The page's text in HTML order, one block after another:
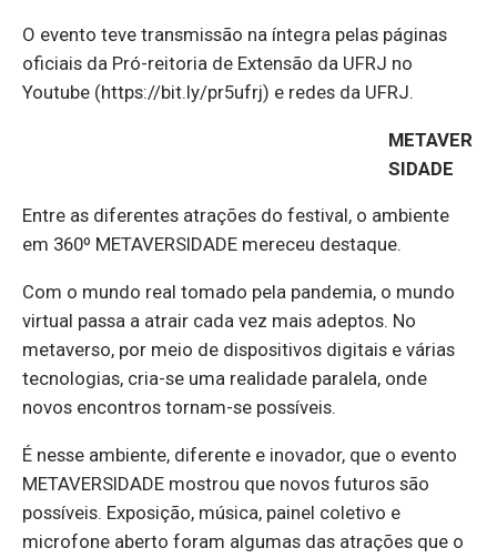
O evento teve transmissão na íntegra pelas páginas
oficiais da Pró-reitoria de Extensão da UFRJ no
Youtube (https://bit.ly/pr5ufrj) e redes da UFRJ.
METAVER
SIDADE
Entre as diferentes atrações do festival, o ambiente
em 360º METAVERSIDADE mereceu destaque.
Com o mundo real tomado pela pandemia, o mundo
virtual passa a atrair cada vez mais adeptos. No
metaverso, por meio de dispositivos digitais e várias
tecnologias, cria-se uma realidade paralela, onde
novos encontros tornam-se possíveis.
É nesse ambiente, diferente e inovador, que o evento
METAVERSIDADE mostrou que novos futuros são
possíveis. Exposição, música, painel coletivo e
microfone aberto foram algumas das atrações que o